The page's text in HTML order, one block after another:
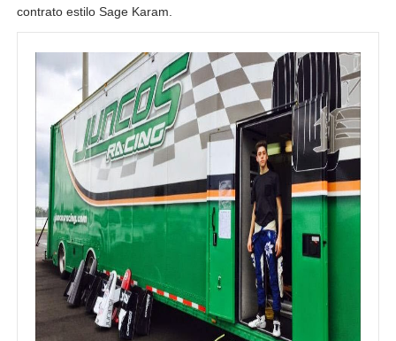
contrato estilo Sage Karam.